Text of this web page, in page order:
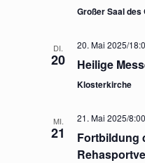
Großer Saal
DI.
20
20. Mai 2025/
Heilige
Klosterkirche
MI.
21
21. Mai 2025/8:00
Fortbildung